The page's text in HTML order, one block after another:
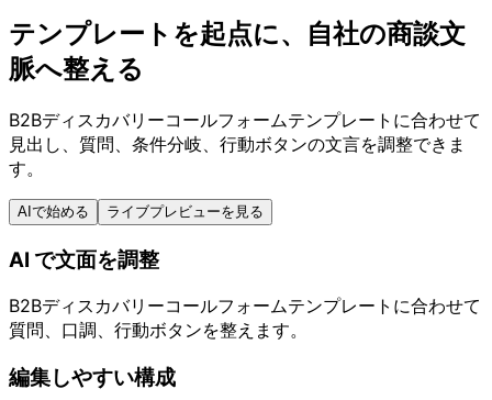
テンプレートを起点に、自社の商談文
脈へ整える
B2Bディスカバリーコールフォームテンプレートに合わせて
見出し、質問、条件分岐、行動ボタンの文言を調整できま
す。
AIで始める ライブプレビューを見る
AI で文面を調整
B2Bディスカバリーコールフォームテンプレートに合わせて
質問、口調、行動ボタンを整えます。
編集しやすい構成